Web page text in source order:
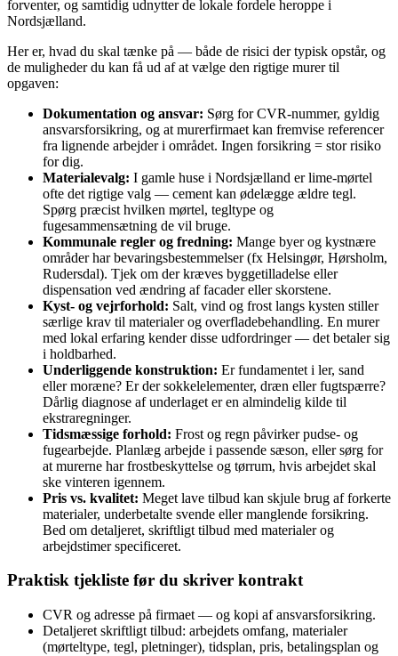
forventer, og samtidig udnytter de lokale fordele heroppe i
Nordsjælland.
Her er, hvad du skal tænke på — både de risici der typisk opstår, og
de muligheder du kan få ud af at vælge den rigtige murer til
opgaven:
Dokumentation og ansvar: Sørg for CVR‑nummer, gyldig
ansvarsforsikring, og at murerfirmaet kan fremvise referencer
fra lignende arbejder i området. Ingen forsikring = stor risiko
for dig.
Materialevalg: I gamle huse i Nordsjælland er lime‑mørtel
ofte det rigtige valg — cement kan ødelægge ældre tegl.
Spørg præcist hvilken mørtel, tegltype og
fugesammensætning de vil bruge.
Kommunale regler og fredning: Mange byer og kystnære
områder har bevaringsbestemmelser (fx Helsingør, Hørsholm,
Rudersdal). Tjek om der kræves byggetilladelse eller
dispensation ved ændring af facader eller skorstene.
Kyst‑ og vejrforhold: Salt, vind og frost langs kysten stiller
særlige krav til materialer og overfladebehandling. En murer
med lokal erfaring kender disse udfordringer — det betaler sig
i holdbarhed.
Underliggende konstruktion: Er fundamentet i ler, sand
eller moræne? Er der sokkelelementer, dræn eller fugtspærre?
Dårlig diagnose af underlaget er en almindelig kilde til
ekstraregninger.
Tidsmæssige forhold: Frost og regn påvirker pudse‑ og
fugearbejde. Planlæg arbejde i passende sæson, eller sørg for
at murerne har frostbeskyttelse og tørrum, hvis arbejdet skal
ske vinteren igennem.
Pris vs. kvalitet: Meget lave tilbud kan skjule brug af forkerte
materialer, underbetalte svende eller manglende forsikring.
Bed om detaljeret, skriftligt tilbud med materialer og
arbejdstimer specificeret.
Praktisk tjekliste før du skriver kontrakt
CVR og adresse på firmaet — og kopi af ansvarsforsikring.
Detaljeret skriftligt tilbud: arbejdets omfang, materialer
(mørteltype, tegl, pletninger), tidsplan, pris, betalingsplan og